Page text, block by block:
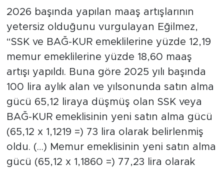
2026 başında yapılan maaş artışlarının
yetersiz olduğunu vurgulayan Eğilmez,
“SSK ve BAĞ-KUR emeklilerine yüzde 12,19
memur emeklilerine yüzde 18,60 maaş
artışı yapıldı. Buna göre 2025 yılı başında
100 lira aylık alan ve yılsonunda satın alma
gücü 65,12 liraya düşmüş olan SSK veya
BAĞ-KUR emeklisinin yeni satın alma gücü
(65,12 x 1,1219 =) 73 lira olarak belirlenmiş
oldu. (…) Memur emeklisinin yeni satın alma
gücü (65,12 x 1,1860 =) 77,23 lira olarak